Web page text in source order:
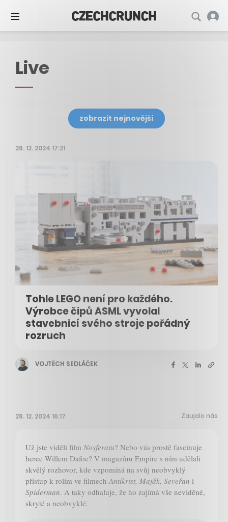
Live
zobrazit nejnovější
28. 12. 2024 17:21
Tohle LEGO není pro každého.
Výrobce čipů ASML vyvolal
stavebnicí svého stroje pořádný
rozruch
VOJTĚCH SEDLÁČEK
28. 12. 2024 16:17 Zaujalo nás
Už jste viděli film Nosferatu? Nebo vás prostě fascinuje
herec Willem Dafoe? V magazínu Empire s ním udělali
skvělý rozhovor, kde vzpomíná na svůj neobvyklý
přístup k rolím ve filmech Antikrist, Maják, Seveřan i
Spiderman. A taky odhaluje, že ho zajímá vše neviděné,
skryté a neobvyklé.